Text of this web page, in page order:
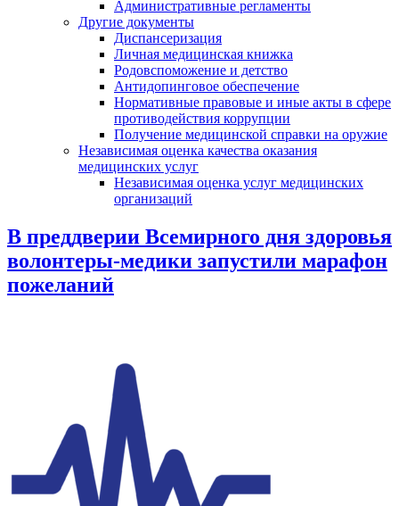
Административные регламенты
Другие документы
Диспансеризация
Личная медицинская книжка
Родовспоможение и детство
Антидопинговое обеспечение
Нормативные правовые и иные акты в сфере
противодействия коррупции
Получение медицинской справки на оружие
Независимая оценка качества оказания
медицинских услуг
Независимая оценка услуг медицинскиx
организаций
В преддверии Всемирного дня здоровья
волонтеры-медики запустили марафон
пожеланий